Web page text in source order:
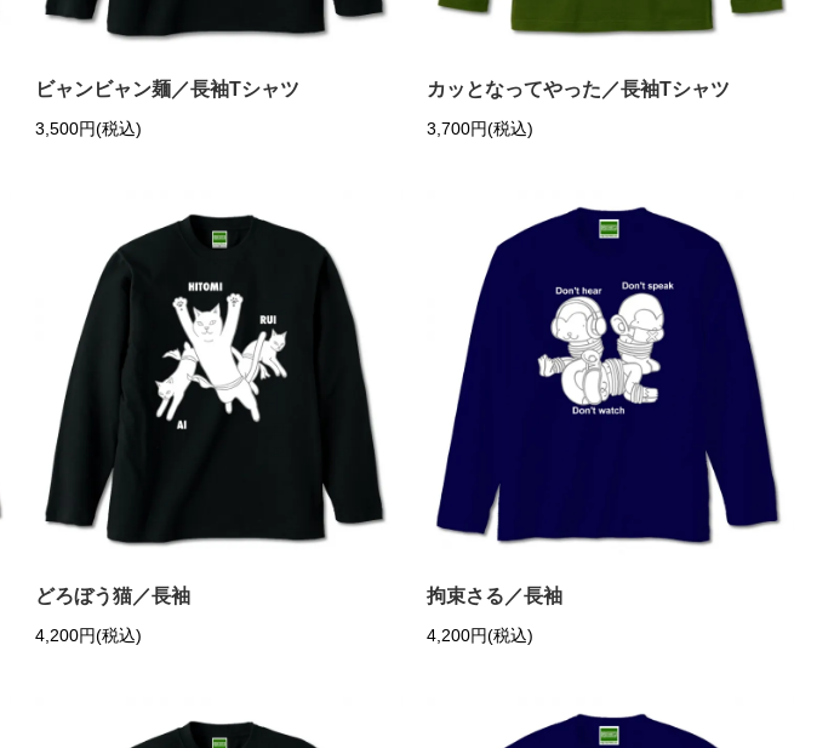
ビャンビャン麺／長袖Tシャツ
3,500円(税込)
カッとなってやった／長袖Tシャツ
3,700円(税込)
どろぼう猫／長袖
4,200円(税込)
拘束さる／長袖
4,200円(税込)